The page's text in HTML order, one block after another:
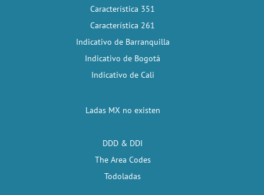
Característica 351
Característica 261
Indicativo de Barranquilla
Indicativo de Bogotá
Indicativo de Cali
Ladas MX no existen
DDD & DDI
The Area Codes
Todoladas